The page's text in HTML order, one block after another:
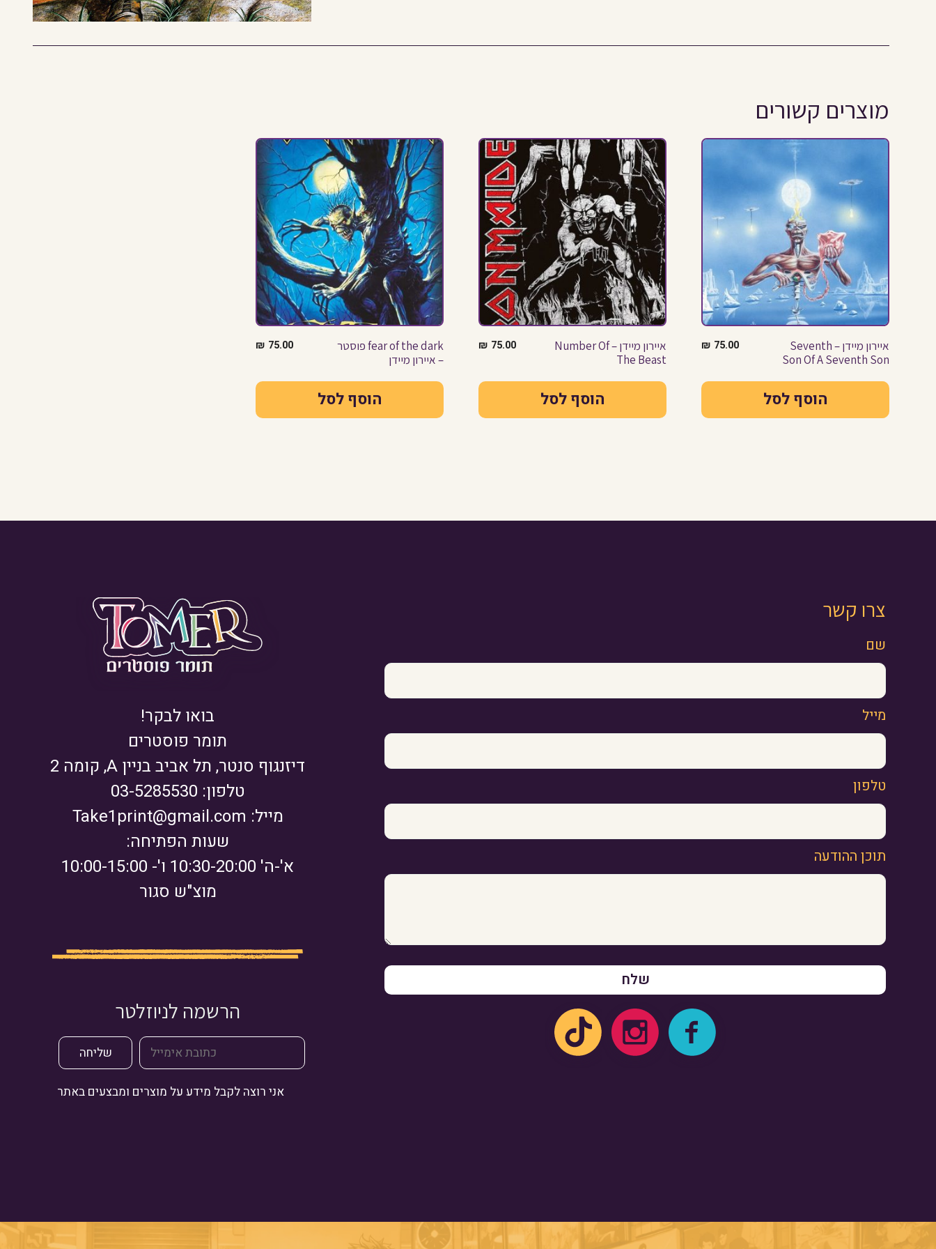
מוצרים קשורים
איירון מיידן – Seventh
Son Of A Seventh Son
75.00
₪
הוסף לסל
איירון מיידן – Number Of
The Beast
75.00
₪
הוסף לסל
fear of the dark פוסטר
– איירון מיידן
75.00
₪
הוסף לסל
בואו לבקר!
תומר פוסטרים
דיזנגוף סנטר, תל אביב בניין A, קומה 2
טלפון: 03-5285530
מייל: Take1print@gmail.com
שעות הפתיחה:
א'-ה' 10:30-20:00 ו'- 10:00-15:00
מוצ"ש סגור
הרשמה לניוזלטר
אני רוצה לקבל מידע על מוצרים ומבצעים באתר
צרו קשר
שם
מייל
טלפון
תוכן ההודעה